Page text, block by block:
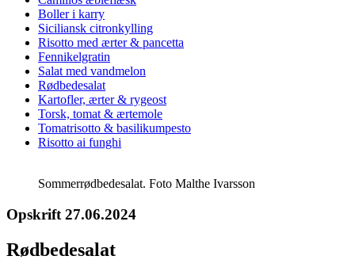
Boller i karry
Siciliansk citronkylling
Risotto med ærter & pancetta
Fennikelgratin
Salat med vandmelon
Rødbedesalat
Kartofler, ærter & rygeost
Torsk, tomat & ærtemole
Tomatrisotto & basilikumpesto
Risotto ai funghi
Sommerrødbedesalat. Foto Malthe Ivarsson
Opskrift 27.06.2024
Rødbedesalat